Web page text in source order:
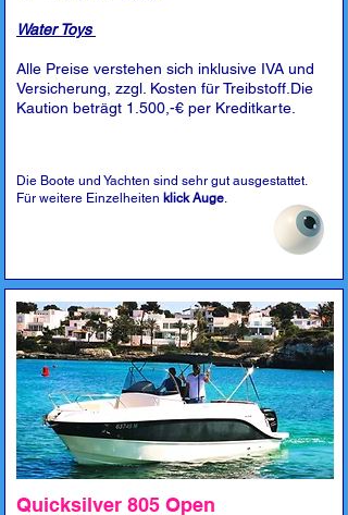
Water Toys
Alle Preise verstehen sich inklusive IVA und
Versicherung, zzgl. Kosten für Treibstoff.Die
Kaution beträgt 1.500,-€ per Kreditkarte.
Die Boote und Yachten sind sehr gut ausgestattet.
Für weitere Einzelheiten klick Auge.
Quicksilver 805 Open